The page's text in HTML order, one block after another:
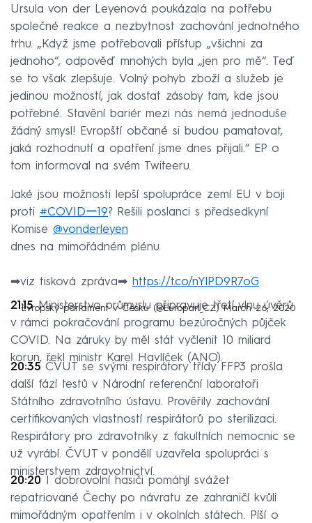
Ursula von der Leyenová poukázala na potřebu
společné reakce a nezbytnost zachování jednotného
trhu. „Když jsme potřebovali přístup „všichni za
jednoho“, odpověď mnohých byla „jen pro mě“. Teď
se to však zlepšuje. Volný pohyb zboží a služeb je
jedinou možností, jak dostat zásoby tam, kde jsou
potřebné. Stavění bariér mezi nás nemá jednoduše
žádný smysl! Evropští občané si budou pamatovat,
jaká rozhodnutí a opatření jsme dnes přijali.“ EP o
tom informoval na svém Twiteeru.
Jaké jsou možnosti lepší spolupráce zemí EU v boji
proti #COVIDー19? Rešili poslanci s předsedkyní
Komise @vonderleyen
dnes na mimořádném plénu.
➡viz tisková zpráva➡ https://t.co/nYlPD9R7oG
— Evropský parlament v Česku (@Europarl_CZ)March 26, 2020
21:15Ministerstvo průmyslu připravuje třetí vlnu úvěrů
v rámci pokračování programu bezúročných půjček
COVID. Na záruky by měl stát vyčlenit 10 miliard
korun, řekl ministr Karel Havlíček (ANO).
20:35 ČVUT se svými respirátory třídy FFP3 prošla
další fází testů v Národní referenční laboratoři
Státního zdravotního ústavu. Prověřily zachování
certifikovaných vlastností respirátorů po sterilizaci.
Respirátory pro zdravotníky z fakultních nemocnic se
už vyrábí. ČVUT v pondělí uzavřela spolupráci s
ministerstvem zdravotnictví.
20:20 I dobrovolní hasiči pomáhjí svážet
repatriované Čechy po návratu ze zahraničí kvůli
mimořádným opatřením i v okolních státech. Píší o